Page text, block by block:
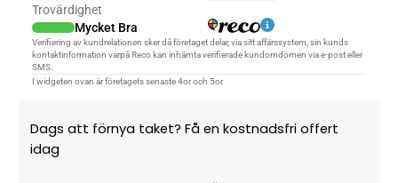
Dags att förnya taket? Få en kostnadsfri offert
idag